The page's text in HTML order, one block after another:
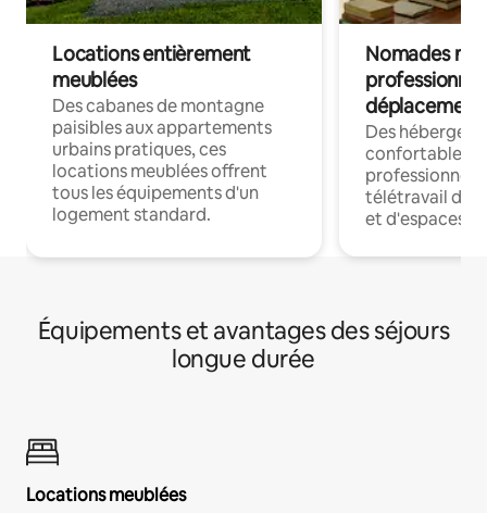
Locations entièrement
meublées
Des cabanes de montagne
paisibles aux appartements
urbains pratiques, ces
locations meublées offrent
tous les équipements d'un
logement standard.
Nomades
déplacement
Des
confortables
professionnels
télétravail
et d'espaces
Équipements et avantages des séjours
longue durée
Locations meublées